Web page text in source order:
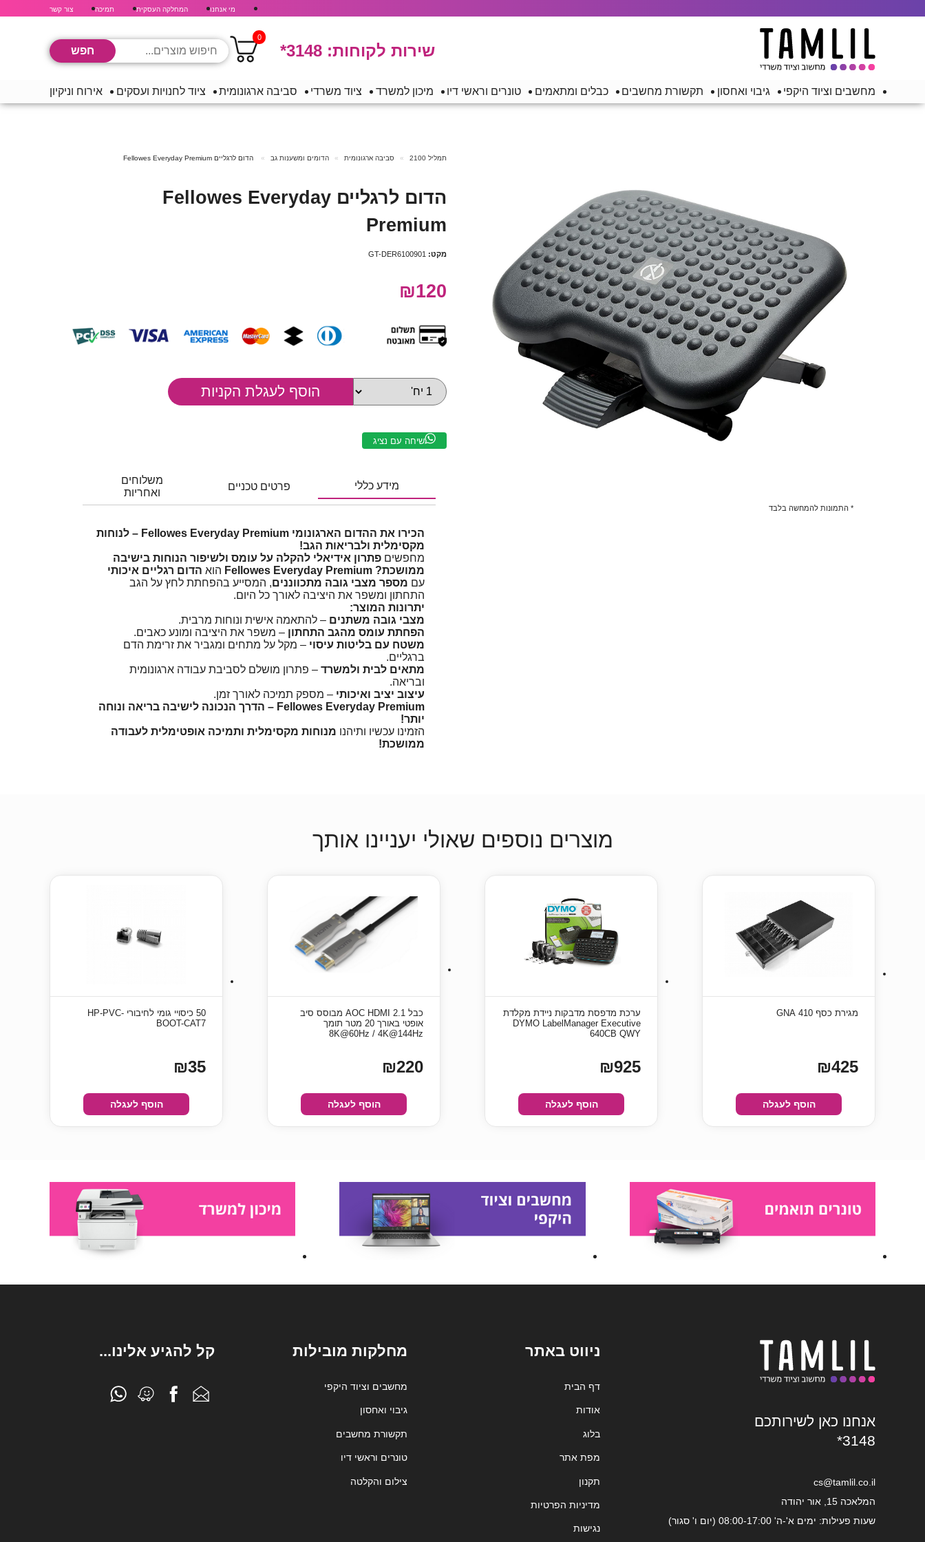
מי אנחנו המחלקה העסקית תמיכה צור קשר
שירות לקוחות: *3148
0
מחשבים וציוד היקפי גיבוי ואחסון תקשורת מחשבים כבלים ומתאמים טונרים וראשי דיו מיכון למשרד ציוד משרדי סביבה ארגונומית ציוד לחנויות ועסקים אירוח וניקיון
* התמונות להמחשה בלבד
תמליל 2100 סביבה ארגונומית הדומים ומשענות גב הדום לרגליים Fellowes Everyday Premium
הדום לרגליים Fellowes Everyday
Premium
מקט: GT-DER6100901
₪120
שיחה עם נציג
מידע כללי פרטים טכניים
משלוחים
ואחריות
הכירו את ההדום הארגונומי Fellowes Everyday Premium – לנוחות
מקסימלית ולבריאות הגב!
מחפשים פתרון אידיאלי להקלה על עומס ולשיפור הנוחות בישיבה
ממושכת? Fellowes Everyday Premium הוא הדום רגליים איכותי
עם מספר מצבי גובה מתכווננים, המסייע בהפחתת לחץ על הגב
התחתון ומשפר את היציבה לאורך כל היום.
יתרונות המוצר:
מצבי גובה משתנים – להתאמה אישית ונוחות מרבית.
הפחתת עומס מהגב התחתון – משפר את היציבה ומונע כאבים.
משטח עם בליטות עיסוי – מקל על מתחים ומגביר את זרימת הדם
ברגליים.
מתאים לבית ולמשרד– פתרון מושלם לסביבת עבודה ארגונומית
ובריאה.
עיצוב יציב ואיכותי – מספק תמיכה לאורך זמן.
Fellowes Everyday Premium – הדרך הנכונה לישיבה בריאה ונוחה
יותר!
הזמינו עכשיו ותיהנו מנוחות מקסימלית ותמיכה אופטימלית לעבודה
ממושכת!
מוצרים נוספים שאולי יעניינו אותך
מגירת כסף 410 GNA
₪425
הוסף לעגלה
ערכת מדפסת מדבקות ניידת מקלדת
DYMO LabelManager Executive
640CB QWY
₪925
הוסף לעגלה
כבל AOC HDMI 2.1 מבוסס סיב
אופטי באורך 20 מטר תומך
8K@60Hz / 4K@144Hz
₪220
הוסף לעגלה
50 כיסויי גומי לחיבורי HP-PVC-
BOOT-CAT7
₪35
הוסף לעגלה
אנחנו כאן לשירותכם
*3148
cs@tamlil.co.il
המלאכה 15, אור יהודה
שעות פעילות: ימים א'-ה' 08:00-17:00 (יום ו' סגור)
ניווט באתר
דף הבית
אודות
בלוג
מפת אתר
תקנון
מדיניות הפרטיות
נגישות
מחלקות מובילות
מחשבים וציוד היקפי
גיבוי ואחסון
תקשורת מחשבים
טונרים וראשי דיו
צילום והקלטה
קל להגיע אלינו...